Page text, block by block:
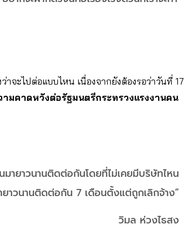
าจะไปต่อแบบไหน เนื่องจากยังต้องรอว่าวันที่ 17
มคาดหวังต่อรัฐมนตรีกระทรวงแรงงานคน
มายาวนานติดต่อกันโดยที่ไม่เคยมีบริษัทไหน
วนานติดต่อกัน 7 เดือนตั้งแต่ถูกเลิกจ้าง”
วิมล ห่วงไธสง